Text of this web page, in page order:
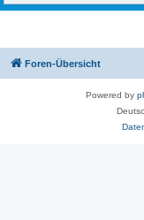
Foren-Übersicht
Powered by